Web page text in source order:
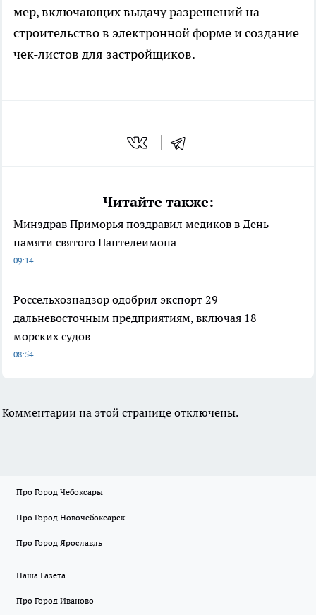
мер, включающих выдачу разрешений на
строительство в электронной форме и создание
чек-листов для застройщиков.
Читайте также:
Минздрав Приморья поздравил медиков в День
памяти святого Пантелеимона
09:14
Россельхознадзор одобрил экспорт 29
дальневосточным предприятиям, включая 18
морских судов
08:54
Комментарии на этой странице отключены.
Про Город Чебоксары
Про Город Новочебоксарск
Про Город Ярославль
Наша Газета
Про Город Иваново